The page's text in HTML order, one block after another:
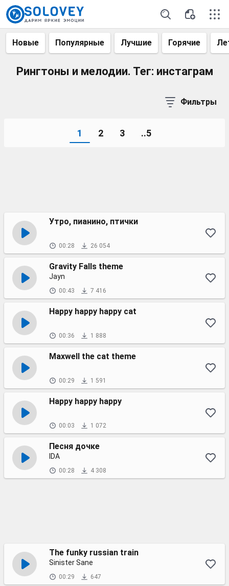
Новые Популярные Лучшие Горячие
Рингтоны и мелодии. Тег: инстаграм
Фильтры
1 2 3 ..5
Утро, пианино, птички
00:28 26 054
Gravity Falls theme
Jayn
00:43 7 416
Happy happy happy cat
00:36 1 888
Maxwell the cat theme
00:29 1 591
Happy happy happy
00:03 1 072
Песня дочке
IDA
00:28 4 308
The funky russian train
Sinister Sane
00:29 647